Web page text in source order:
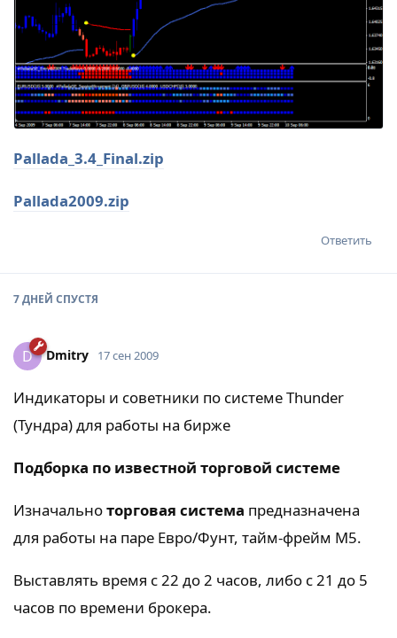
Pallada_3.4_Final.zip
Pallada2009.zip
Ответить
7 ДНЕЙ СПУСТЯ
D Dmitry 17 сен 2009
Индикаторы и советники по системе Thunder
(Тундра) для работы на бирже
Подборка по известной торговой системе
Изначальноторговая система предназначена
для работы на паре Евро/Фунт, тайм-фрейм М5.
Выставлять время с 22 до 2 часов, либо с 21 до 5
часов по времени брокера.